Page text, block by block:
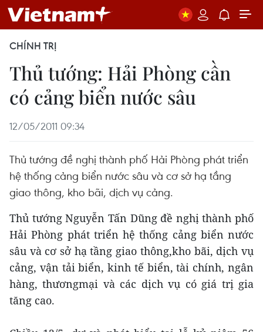
CHÍNH TRỊ
Thủ tướng: Hải Phòng cần
có cảng biển nước sâu
12/05/2011 09:34
Thủ tướng đề nghị thành phố Hải Phòng phát triển
hệ thống cảng biển nước sâu và cơ sở hạ tầng
giao thông, kho bãi, dịch vụ cảng.
Thủ tướng Nguyễn Tấn Dũng đề nghị thành phố
Hải Phòng phát triển hệ thống cảng biển nước
sâu và cơ sở hạ tầng giao thông,kho bãi, dịch vụ
cảng, vận tải biển, kinh tế biển, tài chính, ngân
hàng, thươngmại và các dịch vụ có giá trị gia
tăng cao.